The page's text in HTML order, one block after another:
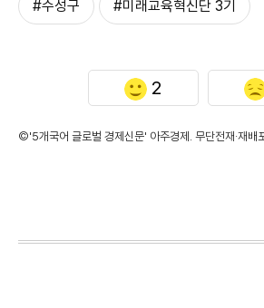
#수성구 #미래교육혁신단 3기
2
©'5개국어 글로벌 경제신문' 아주경제. 무단전재·재배